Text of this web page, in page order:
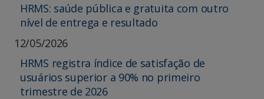
HRMS: saúde pública e gratuita com outro
nível de entrega e resultado
12/05/2026
HRMS registra índice de satisfação de
usuários superior a 90% no primeiro
trimestre de 2026